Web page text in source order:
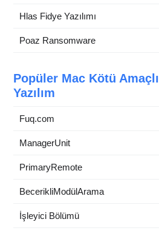
Hlas Fidye Yazılımı
Poaz Ransomware
Popüler Mac Kötü Amaçlı
Yazılım
Fuq.com
ManagerUnit
PrimaryRemote
BecerikliModülArama
İşleyici Bölümü